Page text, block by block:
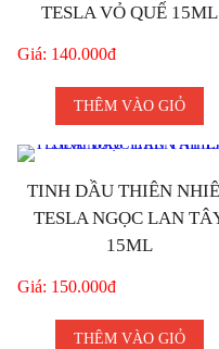
TESLA VỎ QUẾ 15ML
Giá: 140.000đ
THÊM VÀO GIỎ
TINH DẦU THIÊN
TESLA NGỌC LAN
15ML
Giá: 150.000đ
THÊM VÀO GIỎ